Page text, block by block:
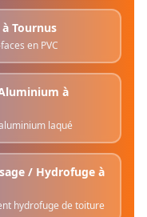
à Tournus
en PVC
à
laqué
/ Hydrofuge à
hydrofuge de toiture